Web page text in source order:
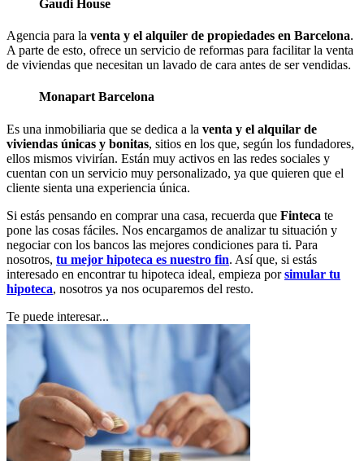
Gaudi House
Agencia para la venta y el alquiler de propiedades en Barcelona.
A parte de esto, ofrece un servicio de reformas para facilitar la venta
de viviendas que necesitan un lavado de cara antes de ser vendidas.
Monapart Barcelona
Es una inmobiliaria que se dedica a la venta y el alquilar de
viviendas únicas y bonitas, sitios en los que, según los fundadores,
ellos mismos vivirían. Están muy activos en las redes sociales y
cuentan con un servicio muy personalizado, ya que quieren que el
cliente sienta una experiencia única.
Si estás pensando en comprar una casa, recuerda que Finteca te
pone las cosas fáciles. Nos encargamos de analizar tu situación y
negociar con los bancos las mejores condiciones para ti. Para
nosotros, tu mejor hipoteca es nuestro fin. Así que, si estás
interesado en encontrar tu hipoteca ideal, empieza porsimular tu
hipoteca, nosotros ya nos ocuparemos del resto.
Te puede interesar...